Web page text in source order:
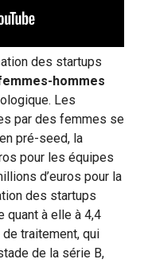
des startups
hommes
Les
par des femmes se
pré-seed, la
pour les équipes
d’euros pour la
des startups
à elle à 4,4
traitement, qui
de la série B,